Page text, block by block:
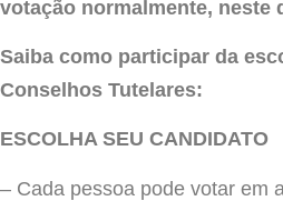
votação normalmente, neste
Saiba como participar da
Conselhos Tutelares:
ESCOLHA SEU CANDIDATO
– Cada pessoa pode votar em